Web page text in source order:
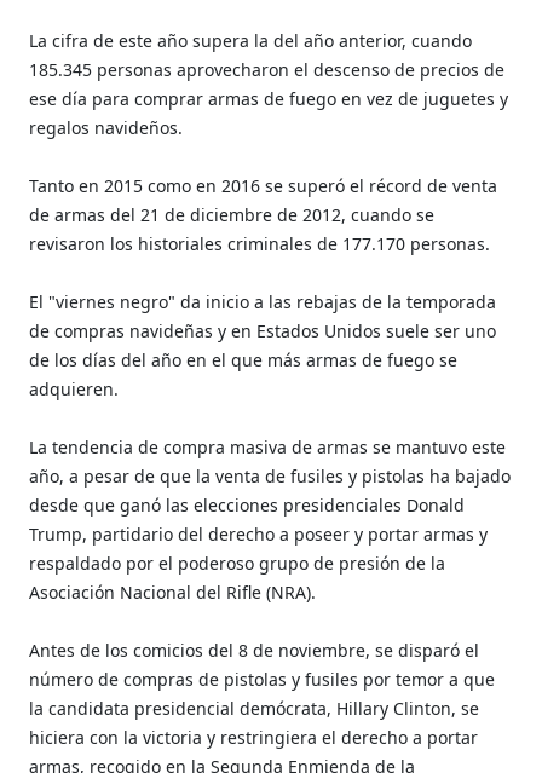
La cifra de este año supera la del año anterior, cuando
185.345 personas aprovecharon el descenso de precios de
ese día para comprar armas de fuego en vez de juguetes y
regalos navideños.
Tanto en 2015 como en 2016 se superó el récord de venta
de armas del 21 de diciembre de 2012, cuando se
revisaron los historiales criminales de 177.170 personas.
El "viernes negro" da inicio a las rebajas de la temporada
de compras navideñas y en Estados Unidos suele ser uno
de los días del año en el que más armas de fuego se
adquieren.
La tendencia de compra masiva de armas se mantuvo este
año, a pesar de que la venta de fusiles y pistolas ha bajado
desde que ganó las elecciones presidenciales Donald
Trump, partidario del derecho a poseer y portar armas y
respaldado por el poderoso grupo de presión de la
Asociación Nacional del Rifle (NRA).
Antes de los comicios del 8 de noviembre, se disparó el
número de compras de pistolas y fusiles por temor a que
la candidata presidencial demócrata, Hillary Clinton, se
hiciera con la victoria y restringiera el derecho a portar
armas, recogido en la Segunda Enmienda de la